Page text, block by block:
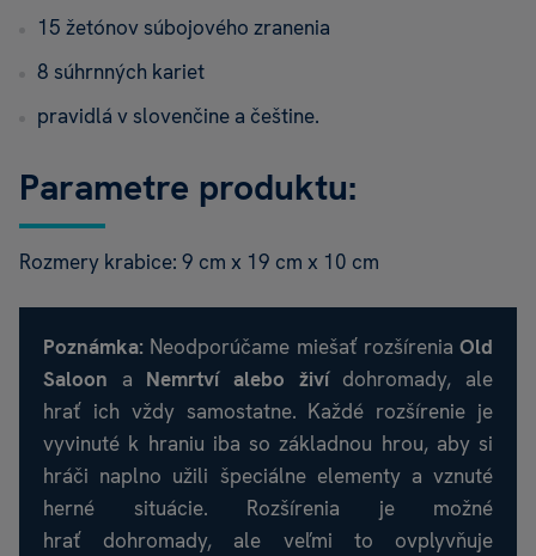
15 žetónov súbojového zranenia
8 súhrnných kariet
pravidlá v slovenčine a češtine.
Parametre produktu:
Rozmery krabice: 9 cm x 19 cm x 10 cm
Poznámka: Neodporúčame miešať rozšírenia Old
Saloon a Nemrtví alebo živídohromady, ale
hrať ich vždy samostatne. Každé rozšírenie je
vyvinuté k hraniu iba so základnou hrou, aby si
hráči naplno užili špeciálne elementy a vznuté
herné situácie. Rozšírenia je možné
hrať dohromady, ale veľmi to ovplyvňuje